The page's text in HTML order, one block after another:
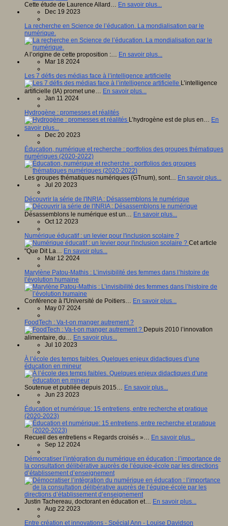
Cette étude de Laurence Allard… En savoir plus...
Dec 19 2023
La recherche en Science de l’éducation. La mondialisation par le
numérique.
A l’origine de cette proposition :… En savoir plus...
Mar 18 2024
Les 7 défis des médias face à l’intelligence artificielle
L’intelligence
artificielle (IA) promet une… En savoir plus...
Jan 11 2024
Hydrogène : promesses et réalités
L’hydrogène est de plus en… En
savoir plus...
Dec 20 2023
Éducation, numérique et recherche : portfolios des groupes thématiques
numériques (2020-2022)
Les groupes thématiques numériques (GTnum), sont… En savoir plus...
Jul 20 2023
Découvrir la série de l'INRIA : Désassemblons le numérique
Désassemblons le numérique est un… En savoir plus...
Oct 12 2023
Numérique éducatif : un levier pour l'inclusion scolaire ?
Cet article
"Que Dit La… En savoir plus...
Mar 12 2024
Marylène Patou-Mathis : L’invisibilité des femmes dans l’histoire de
l’évolution humaine
Conférence à l'Université de Poitiers… En savoir plus...
May 07 2024
FoodTech : Va-t-on manger autrement ?
Depuis 2010 l’innovation
alimentaire, du… En savoir plus...
Jul 10 2023
À l’école des temps faibles. Quelques enjeux didactiques d’une
éducation en mineur
Soutenue et publiée depuis 2015… En savoir plus...
Jun 23 2023
Éducation et numérique: 15 entretiens, entre recherche et pratique
(2020-2023)
Recueil des entretiens « Regards croisés »… En savoir plus...
Sep 12 2024
Démocratiser l’intégration du numérique en éducation : l’importance de
la consultation délibérative auprès de l’équipe-école par les directions
d’établissement d’enseignement
Justin Tachereau, doctorant en éducation et… En savoir plus...
Aug 22 2023
Entre création et innovations - Spécial Ann - Louise Davidson